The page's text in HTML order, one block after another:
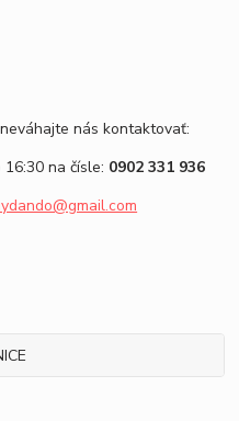
nás kontaktovať:
na čísle: 0902 331 936